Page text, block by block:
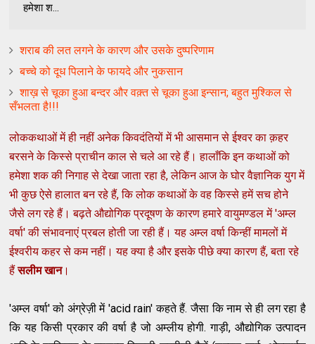
हमेशा श...
शराब की लत लगने के कारण और उसके दुष्परिणाम
बच्चे को दूध पिलाने के फायदे और नुकसान
शाख़ से चूका हुआ बन्दर और वक़्त से चूका हुआ इन्सान; बहुत मुश्किल से
सँभलता है!!!
लोककथाओं में ही नहीं अनेक किवदंतियों में भी आसमान से ईश्वर का क़हर
बरसने के किस्से प्राचीन काल से चले आ रहे हैं। हालाँकि इन कथाओं को
हमेशा शक की निगाह से देखा जाता रहा है, लेकिन आज के घोर वैज्ञानिक युग में
भी कुछ ऐसे हालात बन रहे हैं, कि लोक कथाओं के वह किस्से हमें सच होने
जैसे लग रहे हैं। बढ़ते औद्योगिक प्रदूषण के कारण हमारे वायुमण्डल में 'अम्ल
वर्षा' की संभावनाएं प्रबल होती जा रही हैं। यह अम्ल वर्षा किन्हीं मामलों में
ईश्वरीय कहर से कम नहीं। यह क्या है और इसके पीछे क्या कारण हैं, बता रहे
हैंसलीम खान।
'अम्ल वर्षा' को अंग्रेज़ी में 'acid rain' कहते हैं. जैसा कि नाम से ही लग रहा है
कि यह किसी प्रकार की वर्षा है जो अम्लीय होगी. गाड़ी, औद्योगिक उत्पादन